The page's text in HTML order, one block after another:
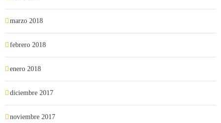
marzo 2018
febrero 2018
enero 2018
diciembre 2017
noviembre 2017